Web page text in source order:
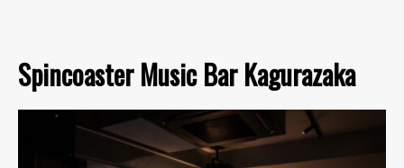
Spincoaster Music Bar Kagurazaka